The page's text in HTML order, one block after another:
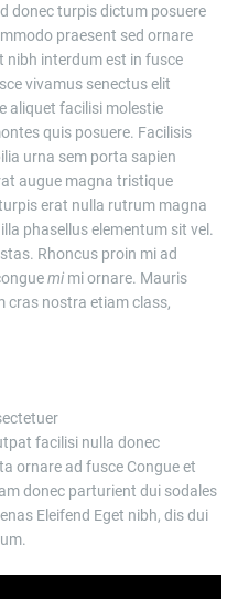
donec turpis dictum posuere
praesent sed ornare
nibh interdum est in fusce
vivamus senectus elit
aliquet facilisi molestie
quis posuere. Facilisis
urna sem porta sapien
augue magna tristique
erat nulla rutrum magna
phasellus elementum sit vel.
Rhoncus proin mi ad
mi mi ornare. Mauris
cras nostra etiam class,
facilisi nulla donec
ornare ad fusce Congue et
donec parturient dui sodales
Eleifend Eget nibh, dis dui